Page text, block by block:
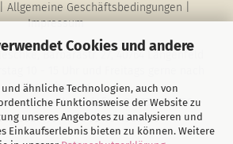
Cookies und andere
ähnliche Technologien, auch von
Funktionsweise der Website zu
unseres Angebotes zu analysieren und
Einkaufserlebnis bieten zu können. Weitere
Allgemeine Geschäftsbedingungen
Impressum
Barbarastr. 27, 40764 Langenfeld
10 - 15 Uhr und Freitags gerne nach
Vereinbarung
time.de • Telefon: 02173-3946730 •
6387198 • Fax: 02173-1068796